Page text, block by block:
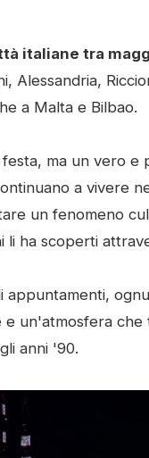
italiane tra
Alessandria,
a Malta e Bilbao.
ma un vero
a vivere
un fenomeno
li ha scoperti
un'atmosfera
anni '90.